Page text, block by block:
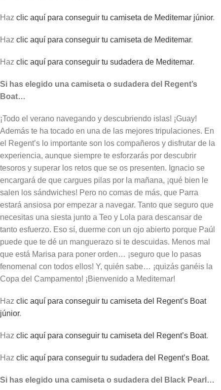
Haz clic aquí para conseguir tu camiseta de Meditemar júnior.
Haz clic aquí para conseguir tu camiseta de Meditemar.
Haz clic aquí para conseguir tu sudadera de Meditemar.
Si has elegido una camiseta o sudadera del Regent’s
Boat…
¡Todo el verano navegando y descubriendo islas! ¡Guay!
Además te ha tocado en una de las mejores tripulaciones. En
el Regent’s lo importante son los compañeros y disfrutar de la
experiencia, aunque siempre te esforzarás por descubrir
tesoros y superar los retos que se os presenten. Ignacio se
encargará de que cargues pilas por la mañana, ¡qué bien le
salen los sándwiches! Pero no comas de más, que Parra
estará ansiosa por empezar a navegar. Tanto que seguro que
necesitas una siesta junto a Teo y Lola para descansar de
tanto esfuerzo. Eso sí, duerme con un ojo abierto porque Paúl
puede que te dé un manguerazo si te descuidas. Menos mal
que está Marisa para poner orden… ¡seguro que lo pasas
fenomenal con todos ellos! Y, quién sabe… ¡quizás ganéis la
Copa del Campamento! ¡Bienvenido a Meditemar!
Haz clic aquí para conseguir tu camiseta del Regent’s Boat
júnior.
Haz clic aquí para conseguir tu camiseta del Regent’s Boat.
Haz clic aquí para conseguir tu sudadera del Regent’s Boat.
Si has elegido una camiseta o sudadera del Black Pearl…